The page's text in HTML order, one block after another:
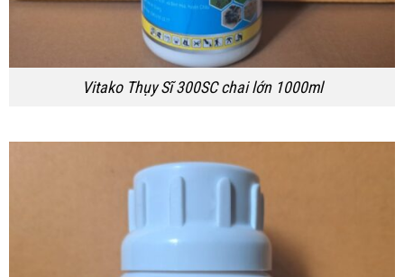
Vitako Thụy Sĩ 300SC chai lớn 1000ml